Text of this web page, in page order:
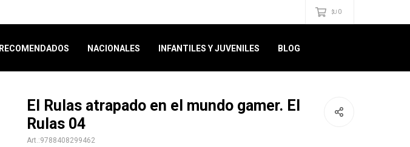
RECOMENDADOS NACIONALES INFANTILES Y JUVENILES BLOG
$U 0
El Rulas atrapado en el mundo gamer. El
Rulas 04
9788408299462